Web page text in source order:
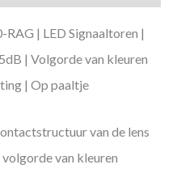
| LED Signaaltoren |
| Volgorde van kleuren
| Op paaltje
van de lens
van kleuren